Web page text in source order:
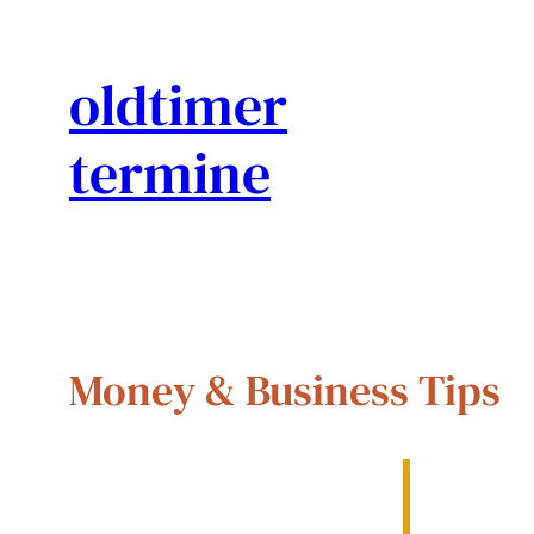
oldtimer
termine
Money & Business Tips